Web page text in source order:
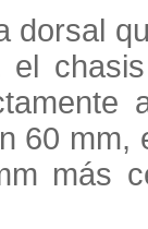
dorsal
el
60 mm,
más